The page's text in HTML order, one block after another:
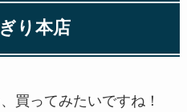
り本店
買ってみたいですね！